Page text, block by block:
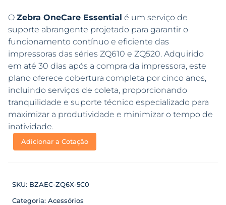
O Zebra OneCare Essential é um serviço de
suporte abrangente projetado para garantir o
funcionamento contínuo e eficiente das
impressoras das séries ZQ610 e ZQ520. Adquirido
em até 30 dias após a compra da impressora, este
plano oferece cobertura completa por cinco anos,
incluindo serviços de coleta, proporcionando
tranquilidade e suporte técnico especializado para
maximizar a produtividade e minimizar o tempo de
inatividade.
Adicionar a Cotação
SKU: BZAEC-ZQ6X-5C0
Categoria: Acessórios